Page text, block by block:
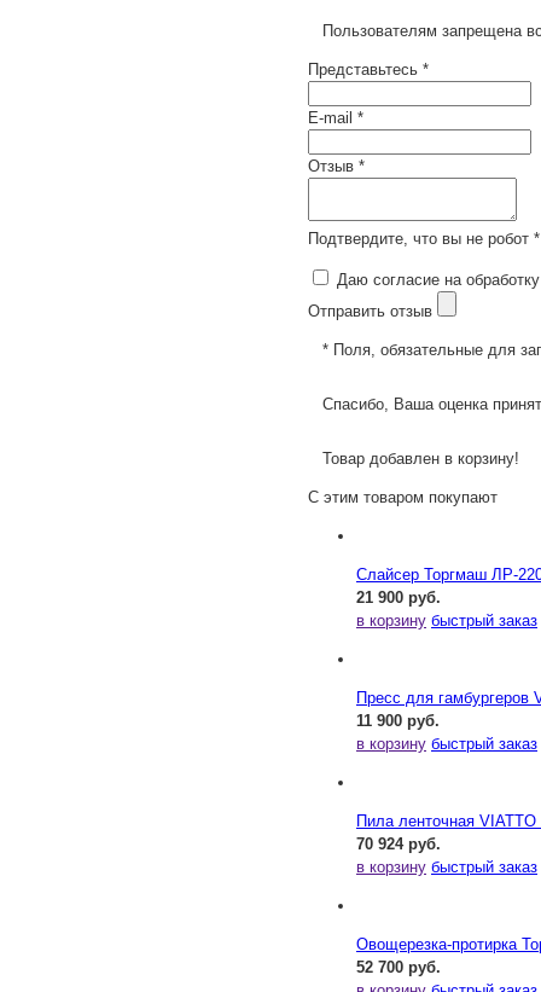
Пользователям запрещена
Представьтесь *
E-mail *
Отзыв *
Подтвердите, что вы не робот *
Даю согласие на
Отправить отзыв
* Поля, обязательные для
Спасибо, Ваша оценка
Товар добавлен в корзину!
С этим товаром покупают
Слайсер Торгмаш ЛР-
21 900 руб.
в корзину быстрый заказ
Пресс для гамбургеров
11 900 руб.
в корзину быстрый заказ
Пила ленточная VIATTO
70 924 руб.
в корзину быстрый заказ
Овощерезка-протирка
52 700 руб.